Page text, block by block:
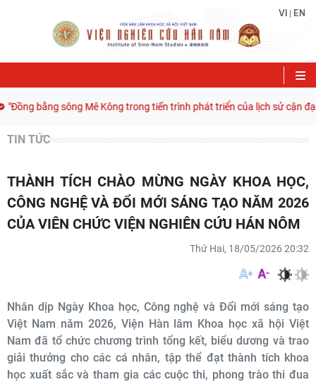
VI EN
bằng sông Mê Kông trong tiến trình phát triển của lịch sử cận đại Việt
TIN TỨC
THÀNH TÍCH CHÀO MỪNG NGÀY KHOA HỌC,
CÔNG NGHỆ VÀ ĐỔI MỚI SÁNG TẠO NĂM 2026
CỦA VIÊN CHỨC VIỆN NGHIÊN CỨU HÁN NÔM
Thứ Hai, 18/05/2026 20:32
Nhân dịp Ngày Khoa học, Công nghệ và Đổi mới sáng tạo
Việt Nam năm 2026, Viện Hàn lâm Khoa học xã hội Việt
Nam đã tổ chức chương trình tổng kết, biểu dương và trao
giải thưởng cho các cá nhân, tập thể đạt thành tích khoa
học xuất sắc và tham gia các cuộc thi, phong trào thi đua